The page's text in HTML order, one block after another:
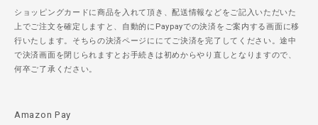
ショッピングカードに商品を入れて頂き、配送情報などをご記入いただいた
上でご注文を確定しますと、自動的にPaypayでの決済をご案内する画面に移
行いたします。そちらの決済ページににてご決済を完了してください。途中
で決済画面を閉じられますとお手続きは初めからやり直しとなりますので、
何卒ご了承ください。
Amazon Pay